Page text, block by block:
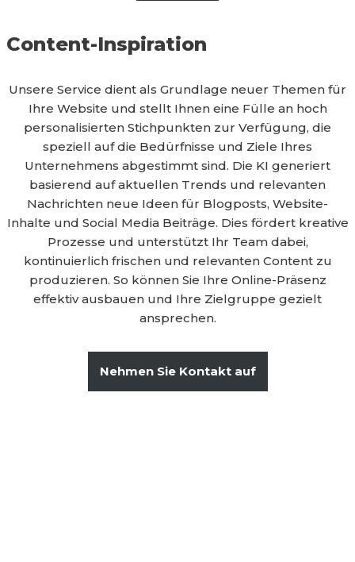
Content-Inspiration
Unsere Service dient als Grundlage neuer Themen für
Ihre Website und stellt Ihnen eine Fülle an hoch
personalisierten Stichpunkten zur Verfügung, die
speziell auf die Bedürfnisse und Ziele Ihres
Unternehmens abgestimmt sind. Die KI generiert
basierend auf aktuellen Trends und relevanten
Nachrichten neue Ideen für Blogposts, Website-
Inhalte und Social Media Beiträge. Dies fördert kreative
Prozesse und unterstützt Ihr Team dabei,
kontinuierlich frischen und relevanten Content zu
produzieren. So können Sie Ihre Online-Präsenz
effektiv ausbauen und Ihre Zielgruppe gezielt
ansprechen.
Nehmen Sie Kontakt auf